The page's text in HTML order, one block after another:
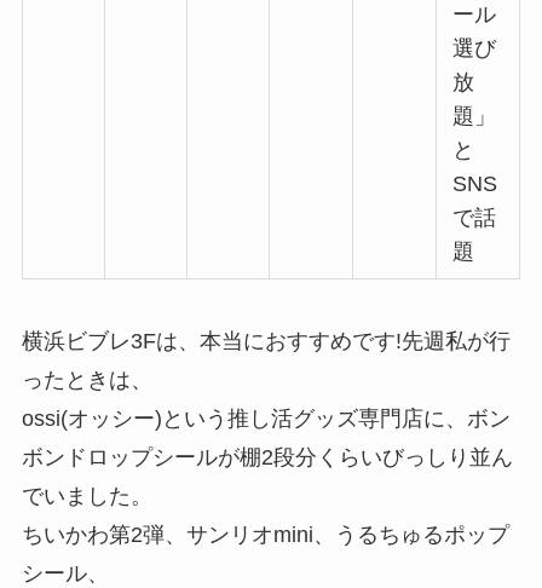
ール
選び
放
題」
と
SNS
で話
題
横浜ビブレ3Fは、本当におすすめです!先週私が行
ったときは、
ossi(オッシー)という推し活グッズ専門店に、ボン
ボンドロップシールが棚2段分くらいびっしり並ん
でいました。
ちいかわ第2弾、サンリオmini、うるちゅるポップ
シール、